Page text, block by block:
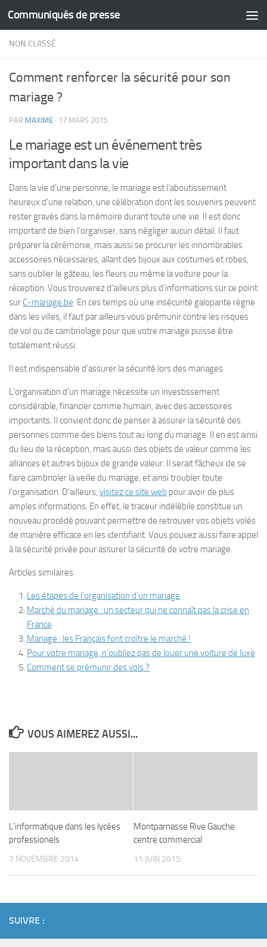
Skip to content
Communiqués de presse
NON CLASSÉ
Comment renforcer la sécurité pour son
mariage ?
PAR MAXIME · 17 MARS 2015
Le mariage est un événement très
important dans la vie
Dans la vie d’une personne, le mariage est l’aboutissement
heureux d’une relation, une célébration dont les souvenirs peuvent
rester gravés dans la mémoire durant toute une vie. Il est donc
important de bien l’organiser, sans négliger aucun détail. Il faut
préparer la cérémonie, mais aussi se procurer les innombrables
accessoires nécessaires, allant des bijoux aux costumes et robes,
sans oublier le gâteau, les fleurs ou même la voiture pour la
réception. Vous trouverez d’ailleurs plus d’informations sur ce point
sur C-mariage.be. En ces temps où une insécurité galopante règne
dans les villes, il faut par ailleurs vous prémunir contre les risques
de vol ou de cambriolage pour que votre mariage puisse être
totalement réussi.
Il est indispensable d’assurer la sécurité lors des mariages
L’organisation d’un mariage nécessite un investissement
considérable, financier comme humain, avec des accessoires
importants. Il convient donc de penser à assurer la sécurité des
personnes comme des biens tout au long du mariage. Il en est ainsi
du lieu de la réception, mais aussi des objets de valeur comme les
alliances et autres bijoux de grande valeur. Il serait fâcheux de se
faire cambrioler la veille du mariage, et ainsi troubler toute
l’organisation. D’ailleurs, visitez ce site web pour avoir de plus
amples informations. En effet, le traceur indélébile constitue un
nouveau procédé pouvant permettre de retrouver vos objets volés
de manière efficace en les identifiant. Vous pouvez aussi faire appel
à la sécurité privée pour assurer la sécurité de votre mariage.
Articles similaires
Les étapes de l’organisation d’un mariage
Marché du mariage : un secteur qui ne connaît pas la crise en
France
Mariage : les Français font croître le marché !
Pour votre mariage, n’oubliez pas de louer une voiture de luxe
Comment se prémunir des vols ?
VOUS AIMEREZ AUSSI...
L’informatique dans les lycées
professionels
7 NOVEMBRE 2014
Montparnasse Rive Gauche
centre commercial
11 JUIN 2015
SUIVRE :